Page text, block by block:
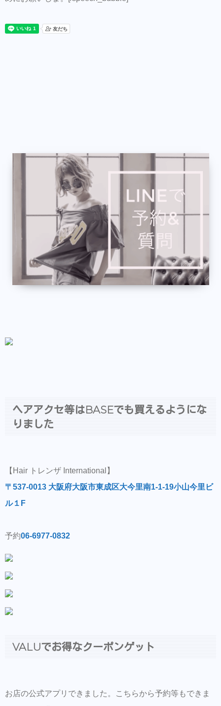
ヘアアクセ等はBASEでも買えるようにな
りました
【Hair トレンザ International】
〒537-0013 大阪府大阪市東成区大今里南1-1-19小山今里ビ
ル１F
予約06-6977-0832
VALUでお得なクーポンゲット
お店の公式アプリできました。こちらから予約等もできま